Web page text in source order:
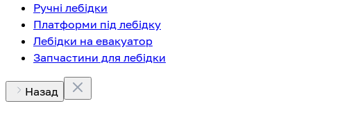
Ручні лебідки
Платформи під лебідку
Лебідки на евакуатор
Запчастини для лебідки
Назад